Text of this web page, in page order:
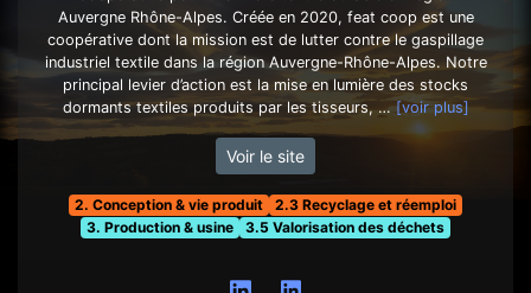
Auvergne Rhône-Alpes. Créée en 2020, feat coop est une
coopérative dont la mission est de lutter contre le gaspillage
industriel textile dans la région Auvergne-Rhône-Alpes. Notre
principal levier d’action est la mise en lumière des stocks
dormants textiles produits par les tisseurs, … [voir plus]
Voir le site
2. Conception & vie produit
2.3 Recyclage et réemploi
3. Production & usine
3.5 Valorisation des déchets